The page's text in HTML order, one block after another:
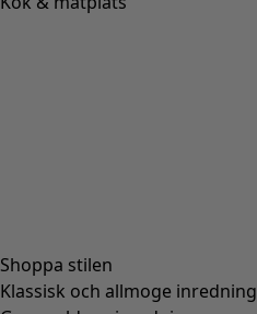
Shoppa stilen
Klassisk och allmoge inredning